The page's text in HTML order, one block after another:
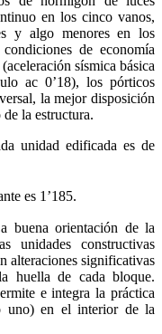
en los cinco vanos,
y algo menores en los
de economía
sísmica básica
ac 0’18), los pórticos
la mejor disposición
la estructura.
unidad edificada es de
es 1’185.
buena orientación de la
unidades constructivas
alteraciones significativas
huella de cada bloque.
e integra la práctica
uno) en el interior de la